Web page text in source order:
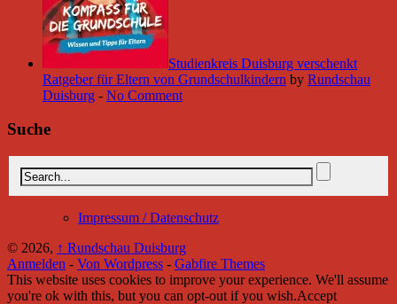
Studienkreis Duisburg verschenkt
Ratgeber für Eltern von Grundschulkindern by Rundschau
Duisburg - No Comment
Suche
Impressum / Datenschutz
© 2026, ↑ Rundschau Duisburg
Anmelden - Von Wordpress - Gabfire Themes
This website uses cookies to improve your experience. We'll assume
you're ok with this, but you can opt-out if you wish.Accept